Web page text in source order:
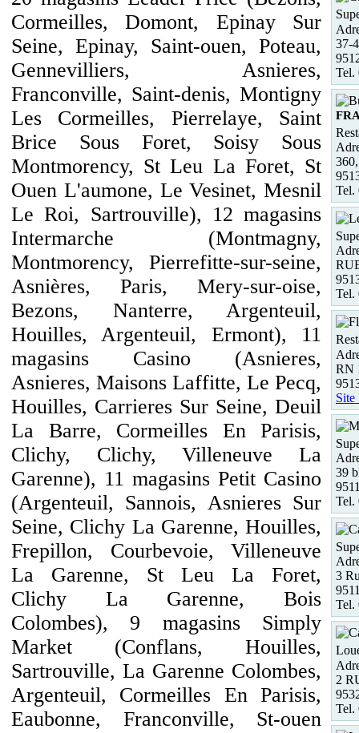
Cormeilles, Domont, Epinay Sur
Seine, Epinay, Saint-ouen, Poteau,
Gennevilliers, Asnieres,
Franconville, Saint-denis, Montigny
Les Cormeilles, Pierrelaye, Saint
Brice Sous Foret, Soisy Sous
Montmorency, St Leu La Foret, St
Ouen L'aumone, Le Vesinet, Mesnil
Le Roi, Sartrouville), 12 magasins
Intermarche (Montmagny,
Montmorency, Pierrefitte-sur-seine,
Asnières, Paris, Mery-sur-oise,
Bezons, Nanterre, Argenteuil,
Houilles, Argenteuil, Ermont), 11
magasins Casino (Asnieres,
Asnieres, Maisons Laffitte, Le Pecq,
Houilles, Carrieres Sur Seine, Deuil
La Barre, Cormeilles En Parisis,
Clichy, Clichy, Villeneuve La
Garenne), 11 magasins Petit Casino
(Argenteuil, Sannois, Asnieres Sur
Seine, Clichy La Garenne, Houilles,
Frepillon, Courbevoie, Villeneuve
La Garenne, St Leu La Foret,
Clichy La Garenne, Bois
Colombes), 9 magasins Simply
Market (Conflans, Houilles,
Sartrouville, La Garenne Colombes,
Argenteuil, Cormeilles En Parisis,
Eaubonne, Franconville, St-ouen
37-
Tel.
Tel.
Tel.
RN
Site
39
Tel.
3
Tel.
2
Tel.